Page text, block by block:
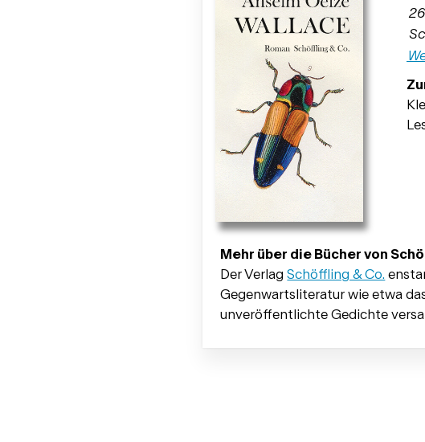
Mehr über die Bücher von
Der VerlagSchöffling & Co.
Gegenwartsliteratur wie etwa
unveröffentlichte Gedichte